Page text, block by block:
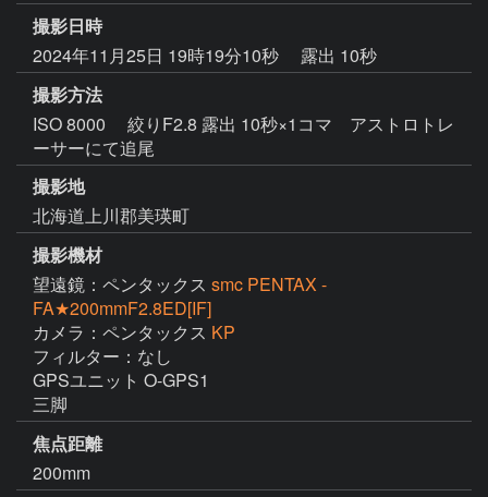
撮影日時
2024年11月25日 19時19分10秒
露出 10秒
撮影方法
ISO 8000 絞りF2.8 露出 10秒×1コマ アストロトレ
ーサーにて追尾
撮影地
北海道上川郡美瑛町
撮影機材
望遠鏡：ペンタックス smc PENTAX -
FA★200mmF2.8ED[IF]
カメラ：ペンタックス KP
フィルター：なし
GPSユニット O-GPS1
三脚
焦点距離
200mm